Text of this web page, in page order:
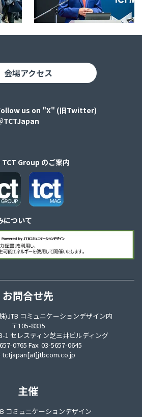
会場アクセス
us on "X" (旧Twitter)
TCTJapan
Group のご案内
について
お問合せ先
)JTB コミュニケーションデザイン内
〒105-8335
1 セレスティン芝三井ビルディング
0765 Fax: 03-5657-0645
tctjapan[at]jtbcom.co.jp
主催
コミュニケーションデザイン